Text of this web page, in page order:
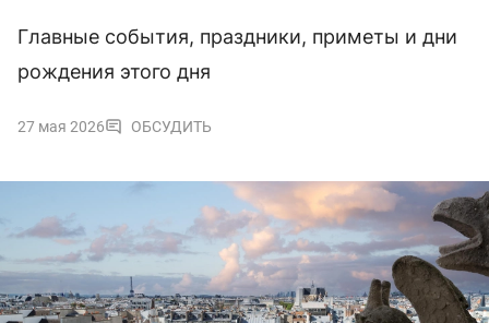
Главные события, праздники, приметы и дни
рождения этого дня
27 мая 2026 ОБСУДИТЬ